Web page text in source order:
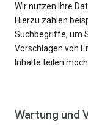
Wir nutzen Ihre
Hierzu zählen
Suchbegriffe, um
Vorschlagen von
Inhalte teilen
Wartung und